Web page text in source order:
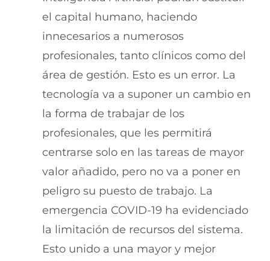
el capital humano, haciendo
innecesarios a numerosos
profesionales, tanto clínicos como del
área de gestión. Esto es un error. La
tecnología va a suponer un cambio en
la forma de trabajar de los
profesionales, que les permitirá
centrarse solo en las tareas de mayor
valor añadido, pero no va a poner en
peligro su puesto de trabajo. La
emergencia COVID-19 ha evidenciado
la limitación de recursos del sistema.
Esto unido a una mayor y mejor